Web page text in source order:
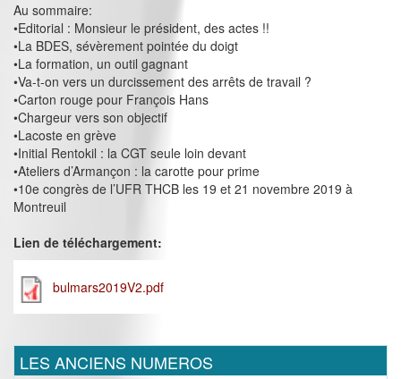
Au sommaire:
•Editorial : Monsieur le président, des actes !!
•La BDES, sévèrement pointée du doigt
•La formation, un outil gagnant
•Va-t-on vers un durcissement des arrêts de travail ?
•Carton rouge pour François Hans
•Chargeur vers son objectif
•Lacoste en grève
•Initial Rentokil : la CGT seule loin devant
•Ateliers d’Armançon : la carotte pour prime
•10e congrès de l’UFR THCB les 19 et 21 novembre 2019 à
Montreuil
Lien de téléchargement:
bulmars2019V2.pdf
LES ANCIENS NUMEROS